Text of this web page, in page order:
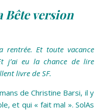
Bête version
rentrée.Et toute vacance
j’ai eu la chance de lire
livre de SF.
de Christine Barsi, il y
et qui « fait mal ». SolAs